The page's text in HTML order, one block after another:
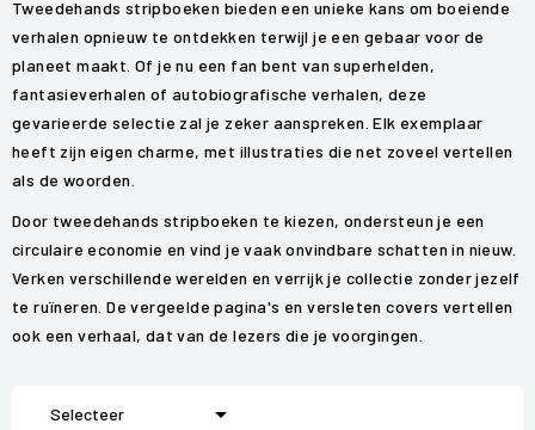
Tweedehands stripboeken bieden een unieke kans om boeiende
verhalen opnieuw te ontdekken terwijl je een gebaar voor de
planeet maakt. Of je nu een fan bent van superhelden,
fantasieverhalen of autobiografische verhalen, deze
gevarieerde selectie zal je zeker aanspreken. Elk exemplaar
heeft zijn eigen charme, met illustraties die net zoveel vertellen
als de woorden.
Door tweedehands stripboeken te kiezen, ondersteun je een
circulaire economie en vind je vaak onvindbare schatten in nieuw.
Verken verschillende werelden en verrijk je collectie zonder jezelf
te ruïneren. De vergeelde pagina's en versleten covers vertellen
ook een verhaal, dat van de lezers die je voorgingen.
Selecteer 